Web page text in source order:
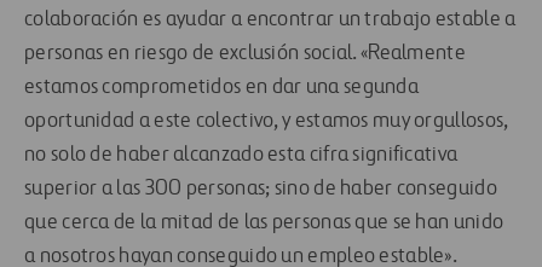
colaboración es ayudar a encontrar un trabajo estable a
personas en riesgo de exclusión social. «Realmente
estamos comprometidos en dar una segunda
oportunidad a este colectivo, y estamos muy orgullosos,
no solo de haber alcanzado esta cifra significativa
superior a las 300 personas; sino de haber conseguido
que cerca de la mitad de las personas que se han unido
a nosotros hayan conseguido un empleo estable».